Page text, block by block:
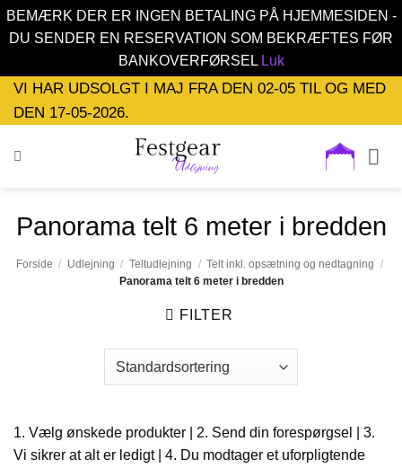
BEMÆRK DER ER INGEN BETALING PÅ HJEMMESIDEN -
DU SENDER EN RESERVATION SOM BEKRÆFTES FØR
BANKOVERFØRSEL Luk
Fortsæt
VI HAR UDSOLGT I MAJ FRA DEN 02-05 TIL OG MED
DEN 17-05-2026.
Panorama telt 6 meter i bredden
Forside / Udlejning / Teltudlejning / Telt inkl. opsætning og nedtagning /
Panorama telt 6 meter i bredden
FILTER
1. Vælg ønskede produkter | 2. Send din forespørgsel | 3.
Vi sikrer at alt er ledigt | 4. Du modtager et uforpligtende